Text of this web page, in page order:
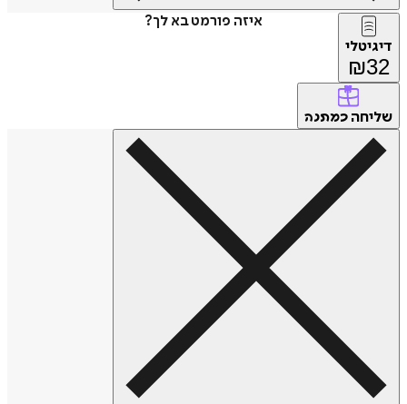
איזה פורמט בא לך?
דיגיטלי
₪32
שליחה כמתנה